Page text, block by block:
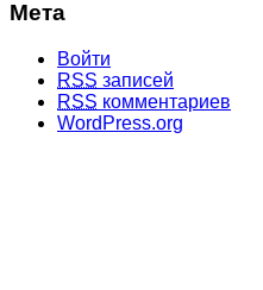
Мета
Войти
RSS записей
RSS комментариев
WordPress.org